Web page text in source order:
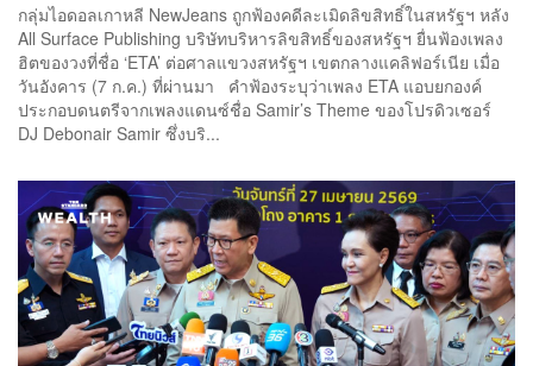
กลุ่มไอดอลเกาหลี NewJeans ถูกฟ้องคดีละเมิดลิขสิทธิ์ในสหรัฐฯ หลัง
All Surface Publishing บริษัทบริหารลิขสิทธิ์ของสหรัฐฯ ยื่นฟ้องเพลง
ฮิตของวงที่ชื่อ ‘ETA’ ต่อศาลแขวงสหรัฐฯ เขตกลางแคลิฟอร์เนีย เมื่อ
วันอังคาร (7 ก.ค.) ที่ผ่านมา คำฟ้องระบุว่าเพลง ETA แอบยกองค์
ประกอบดนตรีจากเพลงแดนซ์ชื่อ Samir’s Theme ของโปรดิวเซอร์
DJ Debonair Samir ซึ่งบริ...